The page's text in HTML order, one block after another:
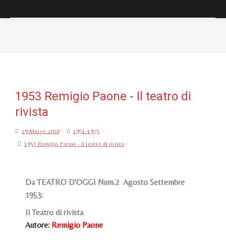
1953 Remigio Paone - Il teatro di
rivista
29 Marzo 2020 1951-1975
1953 Remigio Paone - Il teatro di rivista
Da TEATRO D'OGGI Num.2 Agosto Settembre
1953:
Il Teatro di rivista
Autore: Remigio Paone